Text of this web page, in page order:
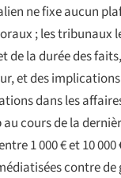
ne fixe aucun
; les tribunaux
de la durée des
et des
dans les
cours de la
1 000 € et 10
contre